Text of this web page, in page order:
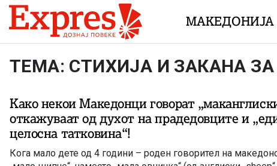
Skip to content
МАКЕДОНИЈА
ТЕМА: СТИХИЈА И ЗАКАНА
Како некои Македонци говорат
откажуваат од духот на прадедовците и
целосна татковина“!
Кога мало дете од 4 години – роден говорител на